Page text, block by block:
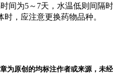
间为5～7天，水温低则间隔
，应注意更换药物品种。
为原创的均标注作者或来源，未